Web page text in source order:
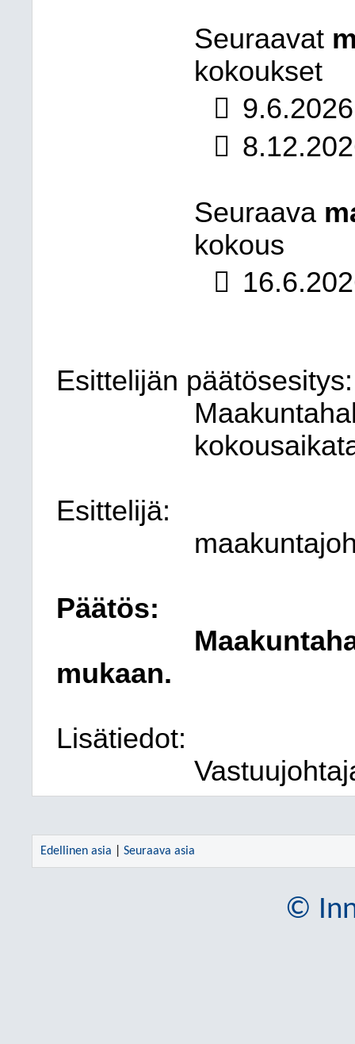
Seuraavat
kokoukset


Seuraava
kokous

Esittelijän päätösesitys:
Esittelijä:
Päätös:
mukaan.
Lisätiedot:
Edellinen asia Seuraava asia
©